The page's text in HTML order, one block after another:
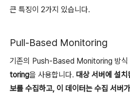
큰 특징이 2가지 있습니다.
Pull-Based Monitoring
기존의 Push-Based Monitoring 방식
toring을 사용합니다. 대상 서버에 설
보를 수집하고, 이 데이터는 수집 서버